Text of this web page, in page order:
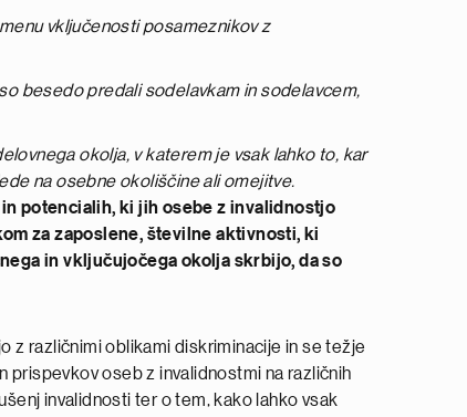
vključenosti posameznikov z
besedo predali sodelavkam in sodelavcem,
okolja, v katerem je vsak lahko to, kar
na osebne okoliščine ali omejitve.
potencialih, ki jih osebe z invalidnostjo
za zaposlene, številne aktivnosti, ki
in vključujočega okolja skrbijo, da so
z različnimi oblikami diskriminacije in se težje
prispevkov oseb z invalidnostmi na različnih
invalidnosti ter o tem, kako lahko vsak